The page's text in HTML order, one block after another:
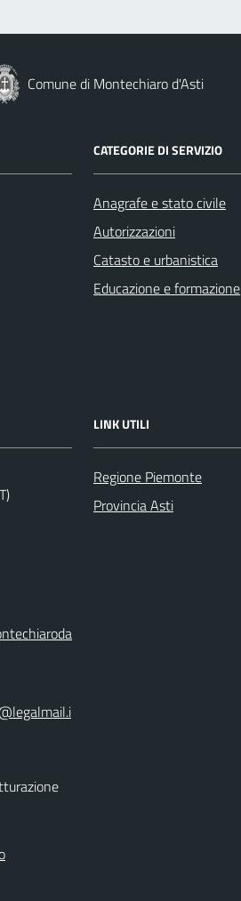
Comune di Montechiaro d'Asti
CATEGORIE DI SERVIZIO
Anagrafe e stato civile
Autorizzazioni
Catasto e urbanistica
Educazione e formazione
LINK UTILI
Regione Piemonte
Provincia Asti